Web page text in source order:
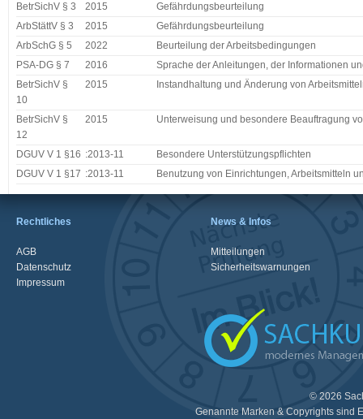
BetrSichV § 3
2015
Gefährdungsbeurteilung
ArbStättV § 3
2015
Gefährdungsbeurteilung
ArbSchG § 5
2022
Beurteilung der Arbeitsbedingungen
PSA-DG § 7
2016
Sprache der Anleitungen, der Informationen
BetrSichV §
10
2015 Instandhaltung und Änderung von
BetrSichV §
12
2015 Unterweisung und besondere Beauftragung
DGUV V 1 §16 :2013-11
Besondere Unterstützungspflichten
DGUV V 1 §17 :2013-11 Benutzung von Einrichtungen, Arbeitsmitteln
Rechtliches
AGB
Datenschutz
Impressum
News & Infos
Mitteilungen
Sicherheitswarnungen
© 2026
Genannte Marken & Copyrights sind